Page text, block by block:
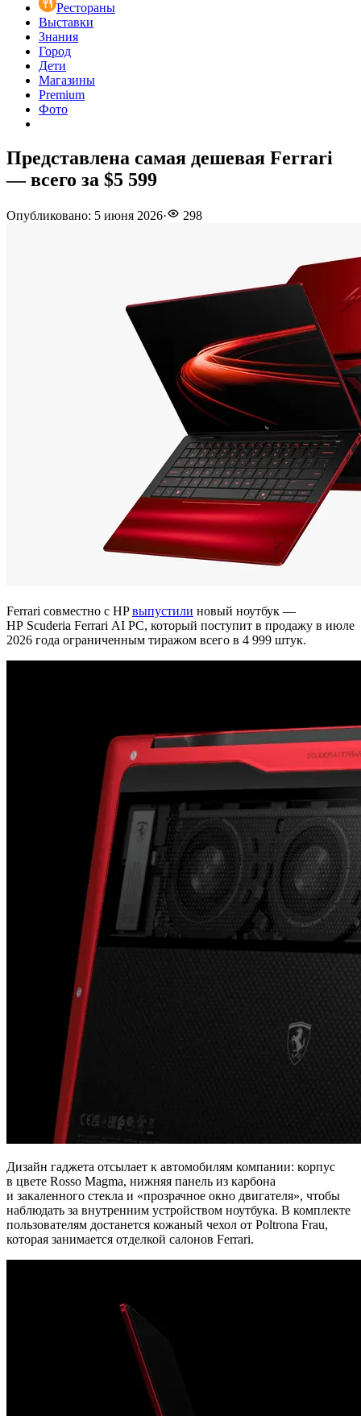
Рестораны
Выставки
Знания
Город
Дети
Магазины
Premium
Фото
Представлена самая дешевая Ferrari
— всего за $5 599
Опубликовано: 5 июня 2026· 298
Ferrari совместно с HPвыпустили новый ноутбук —
HP Scuderia Ferrari AI PC, который поступит в продажу в июле
2026 года ограниченным тиражом всего в 4 999 штук.
Дизайн гаджета отсылает к автомобилям компании: корпус
в цвете Rosso Magma, нижняя панель из карбона
и закаленного стекла и «прозрачное окно двигателя», чтобы
наблюдать за внутренним устройством ноутбука. В комплекте
пользователям достанется кожаный чехол от Poltrona Frau,
которая занимается отделкой салонов Ferrari.